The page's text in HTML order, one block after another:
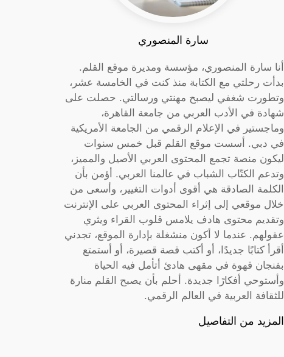
سارة المنصوري
أنا سارة المنصوري، مؤسسة ومديرة موقع القلم.
بدأت رحلتي مع الكتابة منذ كنت في الخامسة عشر،
وتطورت شغفي ليصبح مهنتي ورسالتي. حصلت على
شهادة في الأدب العربي من جامعة القاهرة،
وماجستير في الإعلام الرقمي من الجامعة الأمريكية
في دبي. أسست موقع القلم قبل خمس سنوات
ليكون منصة تجمع المحتوى العربي الأصيل والمميز،
وتدعم الكتّاب الشباب في عالمنا العربي. أؤمن بأن
الكلمة الصادقة هي أقوى أدوات التغيير، وأسعى من
خلال موقعي إلى إثراء المحتوى العربي على الإنترنت
وتقديم محتوى هادف يلامس قلوب القراء ويثري
عقولهم. عندما لا أكون منشغلة بإدارة الموقع، تجدني
أقرأ كتابًا جديدًا، أو أكتب قصة قصيرة، أو أستمتع
بفنجان قهوة في مقهى هادئ أتأمل فيه الحياة
وأستوحي أفكارًا جديدة. أحلم بأن يصبح القلم منارة
للثقافة العربية في العالم الرقمي.
المزيد من التفاصيل